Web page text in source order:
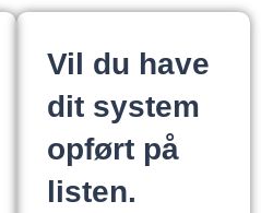
Vil du have
dit system
opført på
listen.